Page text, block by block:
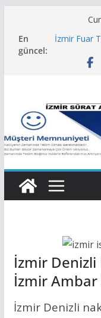
content
En
güncel:
İzmir Büro
Kargo
İzmir Fuar
Nakliye
İzmir Evden
Kargo
İzmir
Nakliye
İzmir
İzmir Ambar
İzmir Denizli